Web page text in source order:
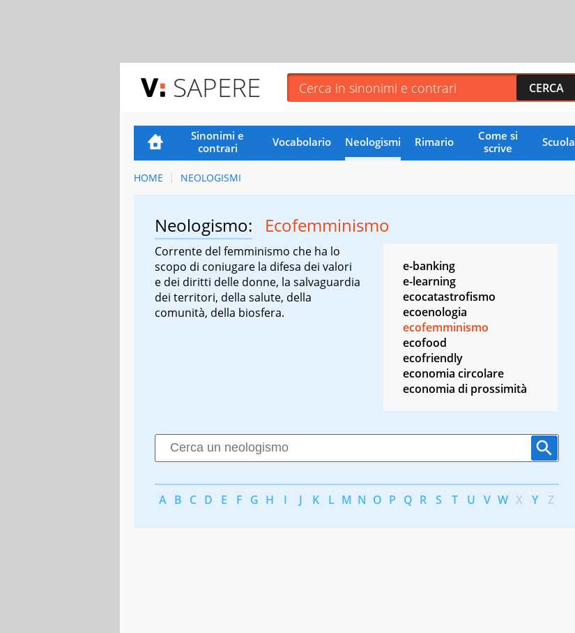
SAPERE
Sinonimi e
contrari
Vocabolario Neologismi Rimario
Come si
scrive
Scuola
HOME NEOLOGISMI
Neologismo: Ecofemminismo
Corrente del femminismo che ha lo
scopo di coniugare la difesa dei valori
e dei diritti delle donne, la salvaguardia
dei territori, della salute, della
comunità, della biosfera.
e-banking
e-learning
ecocatastrofismo
ecoenologia
ecofemminismo
ecofood
ecofriendly
economia circolare
economia di prossimità
A B C D E F G H I J K L M N O P Q R S T U V W X Y Z